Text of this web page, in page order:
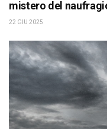
mistero del
22 GIU 2025